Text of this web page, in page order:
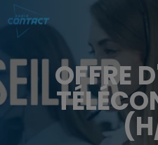
OFFRE